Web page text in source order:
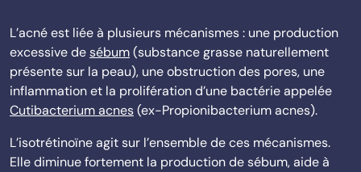
L’acné est liée à plusieurs mécanismes : une production
excessive desébum(substance grasse naturellement
présente sur la peau), une obstruction des pores, une
inflammation et la prolifération d’une bactérie appelée
Cutibacterium acnes(ex-Propionibacterium acnes).
L’isotrétinoïne agit sur l’ensemble de ces mécanismes.
Elle diminue fortement la production de sébum, aide à